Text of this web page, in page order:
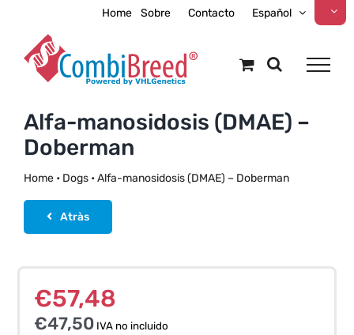
content
Home Sobre Contacto Español
Alfa-manosidosis (DMAE) –
Doberman
Home• Dogs• Alfa-manosidosis (DMAE) – Doberman
Atràs
€57,48
€47,50 IVA no incluido